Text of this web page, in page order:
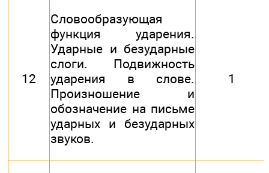
12
Словообразующая
функция ударения.
Ударные и безударные
слоги. Подвижность
ударения в слове.
Произношение и
обозначение на письме
ударных и безударных
звуков.
1